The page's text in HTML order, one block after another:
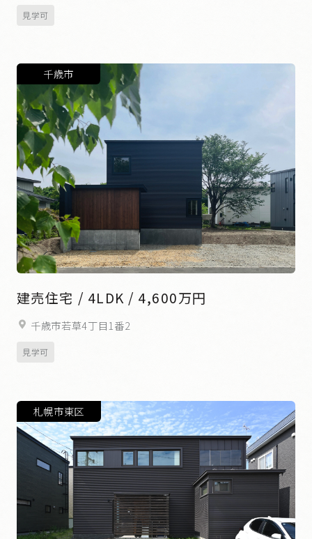
見学可
建売住宅 / 4LDK / 4,600万円
千歳市若草4丁目1番2
見学可
千歳市
札幌市東区